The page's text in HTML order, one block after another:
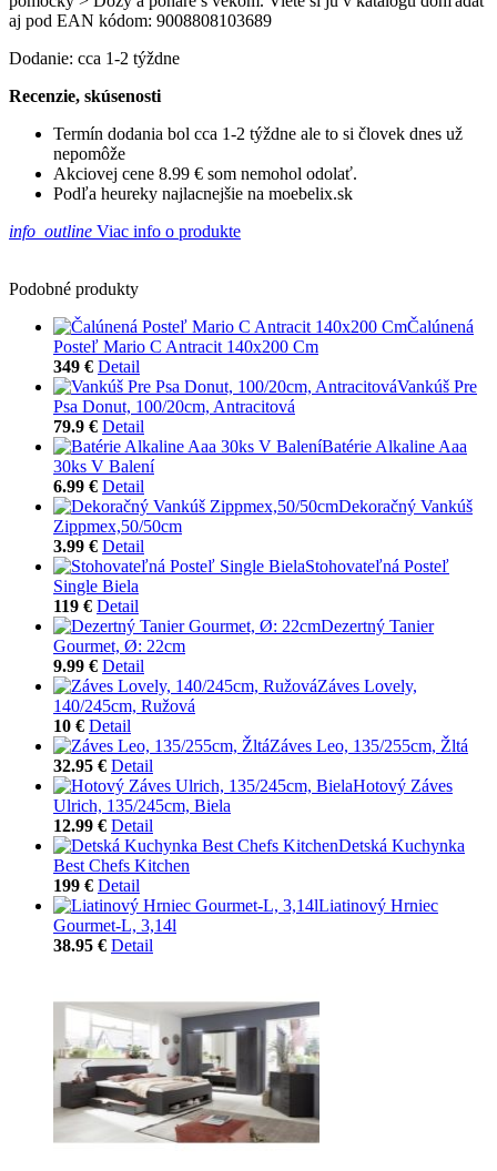
aj pod EAN kódom: 9008808103689
Dodanie: cca 1-2 týždne
Recenzie, skúsenosti
Termín dodania bol cca 1-2 týždne ale to si človek dnes už
nepomôže
Akciovej cene 8.99 € som nemohol odolať.
Podľa heureky najlacnejšie na moebelix.sk
info_outline Viac info o produkte
Podobné produkty
Čalúnená
Posteľ Mario C Antracit 140x200 Cm
349 € Detail
Vankúš Pre
Psa Donut, 100/20cm, Antracitová
79.9 € Detail
Batérie Alkaline Aaa
30ks V Balení
6.99 € Detail
Dekoračný Vankúš
Zippmex,50/50cm
3.99 € Detail
Stohovateľná Posteľ
Single Biela
119 € Detail
Dezertný Tanier
Gourmet, Ø: 22cm
9.99 € Detail
Záves Lovely,
140/245cm, Ružová
10 € Detail
Záves Leo, 135/255cm, Žltá
32.95 € Detail
Hotový Záves
Ulrich, 135/245cm, Biela
12.99 € Detail
Detská Kuchynka
Best Chefs Kitchen
199 € Detail
Liatinový Hrniec
Gourmet-L, 3,14l
38.95 € Detail